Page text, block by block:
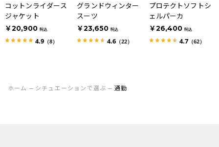
コットンライダース
ジャケット
￥20,900 税込
4.9 （8）
グランドウィンター
スーツ
￥23,650 税込
4.6 （22）
プロテクトソフトシ
ェルパーカ
￥26,400 税込
4.7（62）
ホーム シチュエーションで選ぶ 通勤